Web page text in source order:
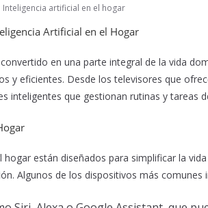
Inteligencia artificial en el hogar
Artificial en el Hogar
en una parte integral de la vida
y eficientes. Desde los televisores que
inteligentes que gestionan rutinas y tareas
están diseñados para simplificar la
Algunos de los dispositivos más comunes